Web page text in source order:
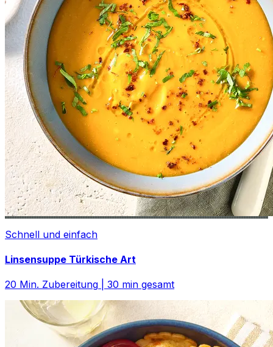
Schnell und einfach
Linsensuppe Türkische Art
20 Min. Zubereitung 30 min gesamt